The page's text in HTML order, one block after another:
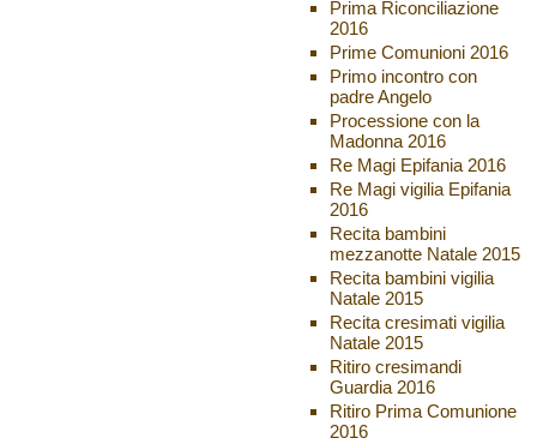
Prima Riconciliazione
2016
Prime Comunioni 2016
Primo incontro con
padre Angelo
Processione con la
Madonna 2016
Re Magi Epifania 2016
Re Magi vigilia Epifania
2016
Recita bambini
mezzanotte Natale 2015
Recita bambini vigilia
Natale 2015
Recita cresimati vigilia
Natale 2015
Ritiro cresimandi
Guardia 2016
Ritiro Prima Comunione
2016